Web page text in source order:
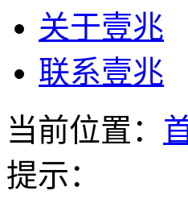
关于壹兆
联系壹兆
当前位置：
提示：